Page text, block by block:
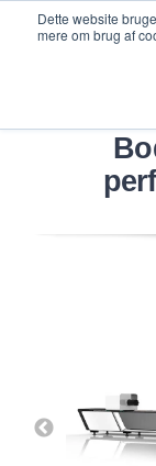
Dette website
mere om brug af